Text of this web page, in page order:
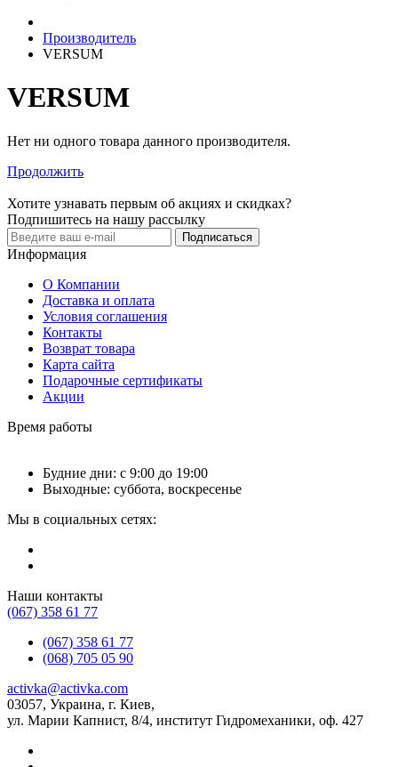
Производитель
VERSUM
VERSUM
Нет ни одного товара данного производителя.
Продолжить
Хотите узнавать первым об акциях и скидках?
Подпишитесь на нашу рассылку
Подписаться
Информация
О Компании
Доставка и оплата
Условия соглашения
Контакты
Возврат товара
Карта сайта
Подарочные сертификаты
Акции
Время работы
Будние дни: с 9:00 до 19:00
Выходные: суббота, воскресенье
Мы в социальных сетях:
Наши контакты
(067) 358 61 77
(067) 358 61 77
(068) 705 05 90
activka@activka.com
03057, Украина, г. Киев,
ул. Марии Капнист, 8/4, институт Гидромеханики, оф. 427